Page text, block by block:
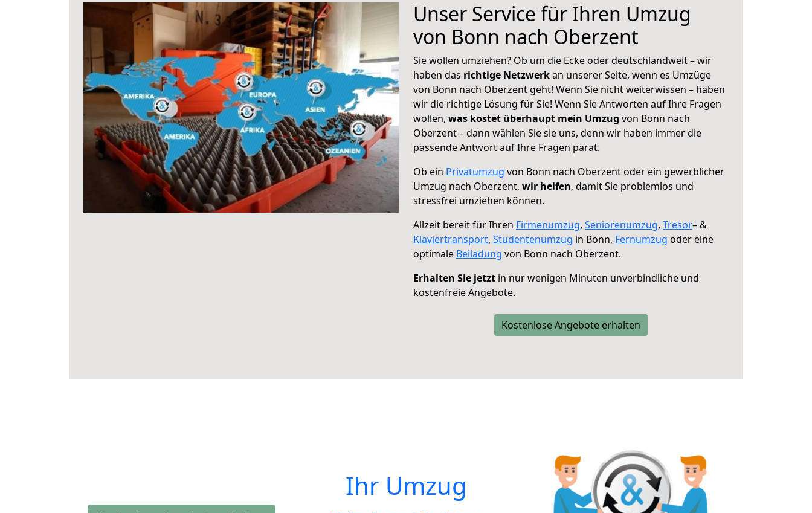
Unser Service für Ihren Umzug
von Bonn nach Oberzent
Sie wollen umziehen? Ob um die Ecke oder deutschlandweit – wir
haben das richtige Netzwerkan unserer Seite, wenn es Umzüge
von Bonn nach Oberzent geht! Wenn Sie nicht weiterwissen – haben
wir die richtige Lösung für Sie! Wenn Sie Antworten auf Ihre Fragen
wollen, was kostet überhaupt mein Umzug von Bonn nach
Oberzent – dann wählen Sie sie uns, denn wir haben immer die
passende Antwort auf Ihre Fragen parat.
Ob ein Privatumzug von Bonn nach Oberzent oder ein gewerblicher
Umzug nach Oberzent, wir helfen, damit Sie problemlos und
stressfrei umziehen können.
Allzeit bereit für Ihren Firmenumzug, Seniorenumzug, Tresor– &
Klaviertransport, Studentenumzug in Bonn, Fernumzug oder eine
optimale Beiladung von Bonn nach Oberzent.
Erhalten Sie jetzt in nur wenigen Minuten unverbindliche und
kostenfreie Angebote.
Kostenlose Angebote erhalten
Ihr Umzug